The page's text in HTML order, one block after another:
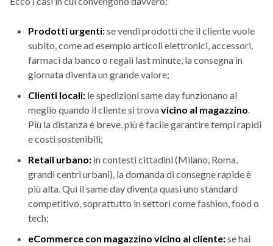
Prodotti urgenti:se vendi prodotti che il cliente vuole
subito, come ad esempio articoli elettronici, accessori,
farmaci da banco o regali last minute, la consegna in
giornata diventa un grande valore;
Clienti locali: le spedizioni same day funzionano al
meglio quando il cliente si trovavicino al magazzino.
Più la distanza è breve, più è facile garantire tempi rapidi
e costi sostenibili;
Retail urbano: in contesti cittadini (Milano, Roma,
grandi centri urbani), la domanda di consegne rapide è
più alta. Qui il same day diventa quasi uno standard
competitivo, soprattutto in settori come fashion, food o
tech;
eCommerce con magazzino vicino al cliente:se hai